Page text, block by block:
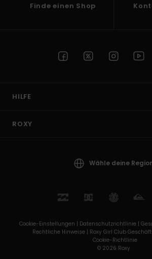
Finde einen Shop
HILFE
ROXY
Wähle deine
Cookie-Einstellungen | Datenschutzrichtlinie |
Rechtliche Hinweise | Roxy Girl Club
Cookie-Richtlinie
© 2026 Roxy